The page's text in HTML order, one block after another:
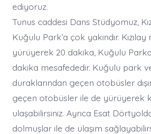
ediyoruz.
Tunus caddesi Dans Stüdyomuz,
Kuğulu Park’a çok yakındır.
yürüyerek 20 dakika, Kuğulu
dakika mesafededir. Kuğulu park
duraklarından geçen otobüsler
geçen otobüsler ile de yürüyerek
ulaşabilirsiniz. Ayrıca Esat
dolmuşlar ile de ulaşım